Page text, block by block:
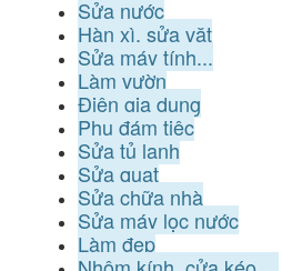
Sửa nước
Hàn xì, sửa vặt
Sửa máy tính...
Làm vườn
Điện gia dụng
Phụ đám tiệc
Sửa tủ lạnh
Sửa quạt
Sửa chữa nhà
Sửa máy lọc nước
Làm đẹp